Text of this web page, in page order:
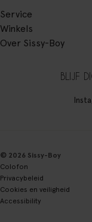
Service
Winkels
Over Sissy-Boy
BLIJF
© 2026 Sissy-Boy
Colofon
Privacybeleid
Cookies en veiligheid
Accessibility